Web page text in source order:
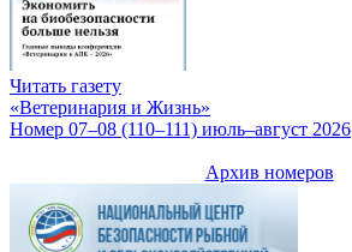
Читать газету
«Ветеринария и Жизнь»
Номер 07–08 (110–111) июль–август 2026
Архив номеров